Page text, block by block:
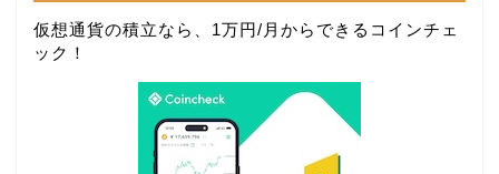
仮想通貨の積立なら、1万円/月からできる コインチェ
ック ！